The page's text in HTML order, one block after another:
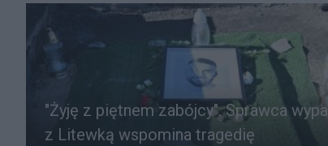
"Żyję z piętnem zabójcy". Sprawca
z Litewką wspomina tragedię